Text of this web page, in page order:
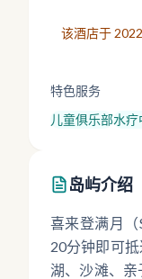
该酒店于
特色服务
儿童俱乐部水疗
岛屿介绍
喜来登满月（
20分钟即可
湖、沙滩、